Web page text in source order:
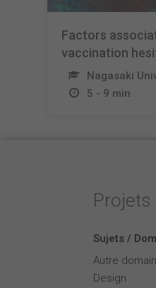
Factors
vaccination
Nagasaki
5 - 9 min
Projets
Sujets /
Autre
Design